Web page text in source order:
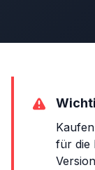
für die